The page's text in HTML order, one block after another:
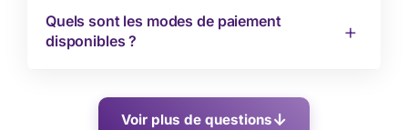
Quels sont les modes de paiement
disponibles ?
Voir plus de questions